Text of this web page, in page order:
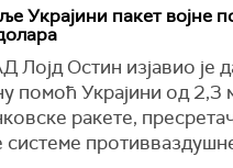
нада да до сукоба
Белорусија је
са Европском
какав надзор, као што
уједињени у
обраћању.
на учешћу на
и подршци
и Мађарска
Украјини пакет војне
Лојд Остин изјавио је
помоћ Украјини од 2,3
ракете,
системе